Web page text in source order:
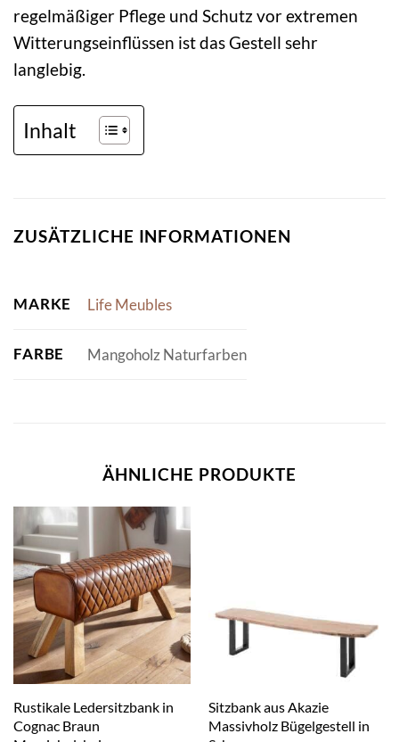
regelmäßiger Pflege und Schutz vor extremen
Witterungseinflüssen ist das Gestell sehr
langlebig.
Inhalt
ZUSÄTZLICHE INFORMATIONEN
MARKE Life Meubles
FARBE Mangoholz Naturfarben
ÄHNLICHE PRODUKTE
Rustikale Ledersitzbank in
Cognac Braun
Sitzbank aus Akazie
Massivholz Bügelgestell in